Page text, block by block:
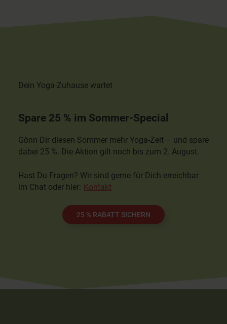
Dein Yoga-Zuhause wartet
Spare 25 % im Sommer-Special
Gönn Dir diesen Sommer mehr Yoga-Zeit – und spare
dabei 25 %. Die Aktion gilt noch bis zum 2. August.
Hast Du Fragen? Wir sind gerne für Dich erreichbar
im Chat oder hier: Kontakt
25 % RABATT SICHERN